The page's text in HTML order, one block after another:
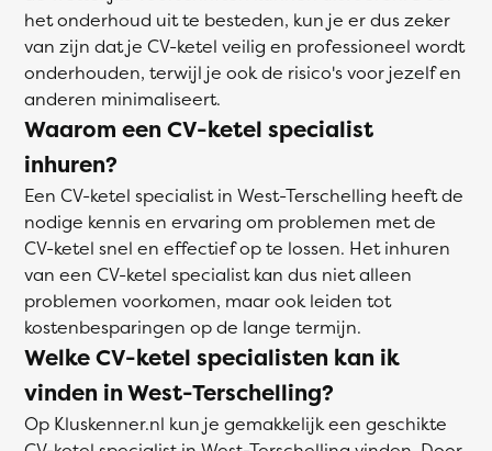
het onderhoud uit te besteden, kun je er dus zeker
van zijn dat je CV-ketel veilig en professioneel wordt
onderhouden, terwijl je ook de risico's voor jezelf en
anderen minimaliseert.
Waarom een CV-ketel specialist
inhuren?
Een CV-ketel specialist in West-Terschelling heeft de
nodige kennis en ervaring om problemen met de
CV-ketel snel en effectief op te lossen. Het inhuren
van een CV-ketel specialist kan dus niet alleen
problemen voorkomen, maar ook leiden tot
kostenbesparingen op de lange termijn.
Welke CV-ketel specialisten kan ik
vinden in West-Terschelling?
Op Kluskenner.nl kun je gemakkelijk een geschikte